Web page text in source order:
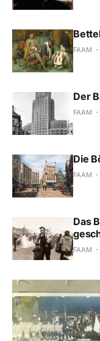
FAAM
Der
FAAM
Die
FAAM
Das
FAAM